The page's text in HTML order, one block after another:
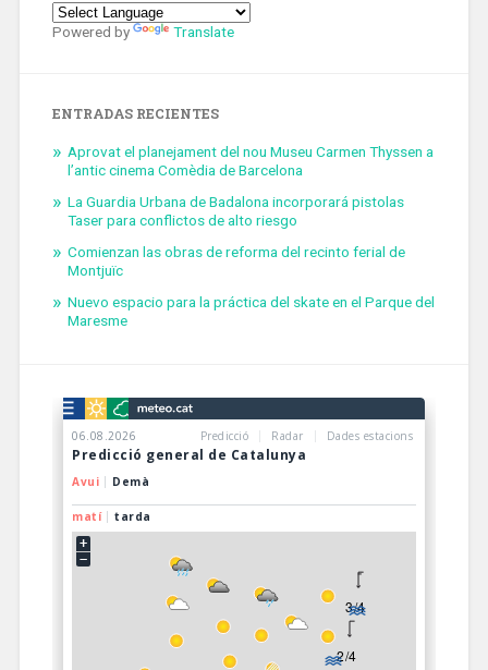
Powered by Translate
ENTRADAS RECIENTES
Aprovat el planejament del nou Museu Carmen Thyssen a
l’antic cinema Comèdia de Barcelona
La Guardia Urbana de Badalona incorporará pistolas
Taser para conflictos de alto riesgo
Comienzan las obras de reforma del recinto ferial de
Montjuïc
Nuevo espacio para la práctica del skate en el Parque del
Maresme